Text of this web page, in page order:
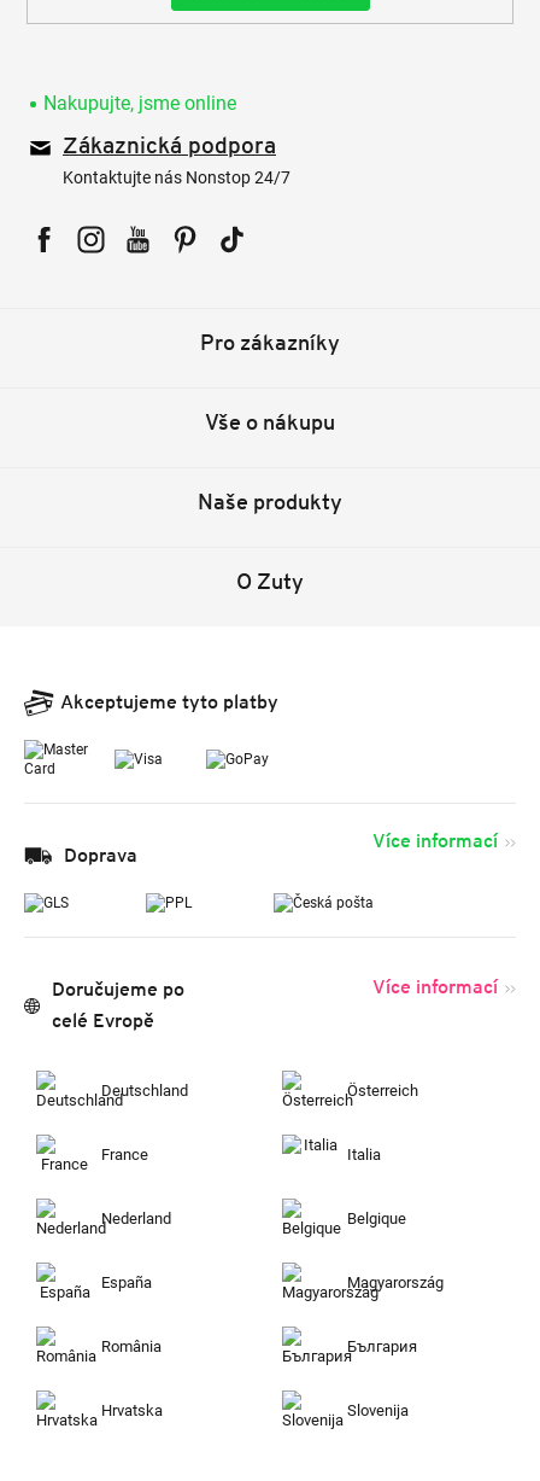
Nakupujte, jsme online
Zákaznická podpora
Kontaktujte nás Nonstop 24/7
Pro zákazníky
Vše o nákupu
Naše produkty
O Zuty
Akceptujeme tyto platby
Doprava
Více informací
Doručujeme po
celé Evropě
Více informací
Deutschland Österreich
France Italia
Nederland Belgique
España Magyarország
România България
Hrvatska Slovenija